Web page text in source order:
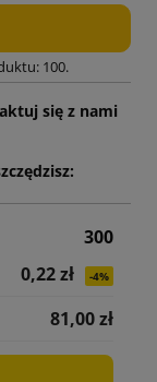
100.
się z nami
300
0,22 zł
-4%
81,00 zł